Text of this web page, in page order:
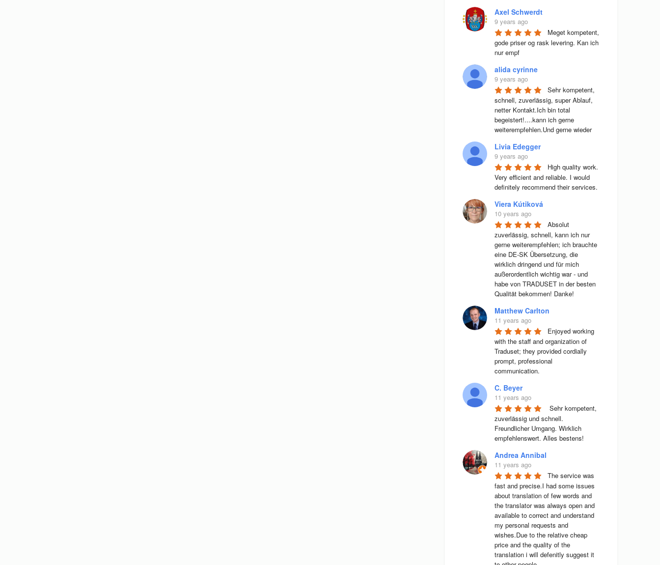
Axel Schwerdt
9 years ago
Meget kompetent,
gode priser og rask levering. Kan ich
nur empf
alida cyrinne
9 years ago
Sehr kompetent,
schnell, zuverlässig, super Ablauf,
netter Kontakt.Ich bin total
begeistert!....kann ich gerne
weiterempfehlen.Und gerne wieder
Livia Edegger
9 years ago
High quality work.
Very efficient and reliable. I would
definitely recommend their services.
Viera Kútiková
10 years ago
Absolut
zuverlässig, schnell, kann ich nur
gerne weiterempfehlen; ich brauchte
eine DE-SK Übersetzung, die
wirklich dringend und für mich
außerordentlich wichtig war - und
habe von TRADUSET in der besten
Qualität bekommen! Danke!
Matthew Carlton
11 years ago
Enjoyed working
with the staff and organization of
Traduset; they provided cordially
prompt, professional
communication.
C. Beyer
11 years ago
Sehr kompetent,
zuverlässig und schnell.
Freundlicher Umgang. Wirklich
empfehlenswert. Alles bestens!
Andrea Annibal
11 years ago
The service was
fast and precise.I had some issues
about translation of few words and
the translator was always open and
available to correct and understand
my personal requests and
wishes.Due to the relative cheap
price and the quality of the
translation i will defenitly suggest it